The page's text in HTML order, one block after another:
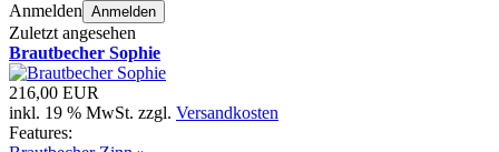
Anmelden Anmelden
Zuletzt angesehen
Brautbecher Sophie
216,00 EUR
inkl. 19 % MwSt. zzgl. Versandkosten
Features: